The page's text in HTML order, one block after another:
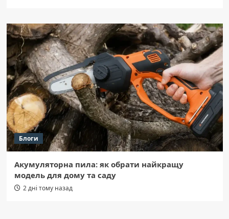
Блоги
Акумуляторна пила: як обрати найкращу
модель для дому та саду
2 дні тому назад